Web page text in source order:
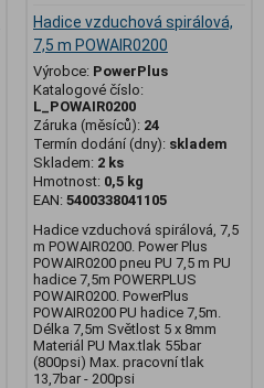
Hadice vzduchová spirálová,
7,5 m POWAIR0200
Výrobce: PowerPlus
Katalogové číslo:
L_POWAIR0200
Záruka (měsíců): 24
Termín dodání (dny): skladem
Skladem: 2 ks
Hmotnost: 0,5 kg
EAN: 5400338041105
Hadice vzduchová spirálová, 7,5
m POWAIR0200. Power Plus
POWAIR0200 pneu PU 7,5 m PU
hadice 7,5m POWERPLUS
POWAIR0200. PowerPlus
POWAIR0200 PU hadice 7,5m.
Délka 7,5m Světlost 5 x 8mm
Materiál PU Max.tlak 55bar
(800psi) Max. pracovní tlak
13,7bar - 200psi